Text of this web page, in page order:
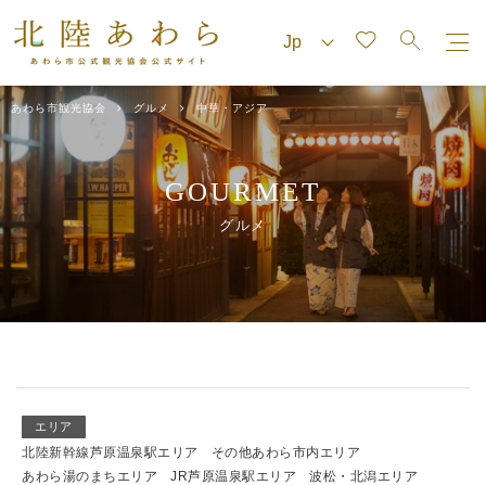
あわら市観光協会 グルメ 中華・アジア
GOURMET
グルメ
エリア
北陸新幹線芦原温泉駅エリア
その他あわら市内エリア
あわら湯のまちエリア
JR芦原温泉駅エリア
波松・北潟エリア